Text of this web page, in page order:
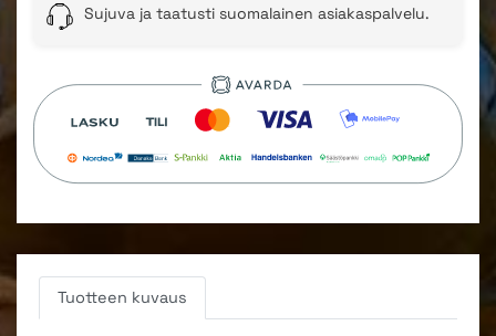
Sujuva ja taatusti suomalainen asiakaspalvelu.
Tuotteen kuvaus